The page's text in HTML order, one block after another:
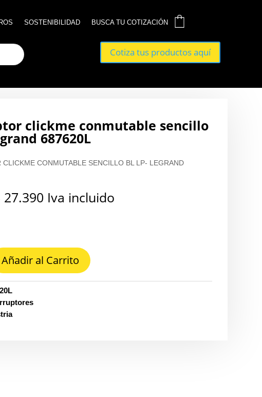
SOSTENIBILIDAD BUSCA TU COTIZACIÓN
Cotiza tus productos aquí
SOSTENIBILIDAD BUSCA TU COTIZACIÓN
Cotiza tus productos aquí
clickme conmutable sencillo
687620L
CLICKME CONMUTABLE SENCILLO BL LP- LEGRAND
27.390 Iva incluido
Añadir al Carrito